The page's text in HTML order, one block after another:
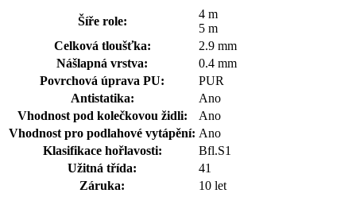
Šíře role:
4 m
5 m
Celková tloušťka:
2.9 mm
Nášlapná vrstva:
0.4 mm
Povrchová úprava PU:
PUR
Antistatika:
Ano
Vhodnost pod kolečkovou židli:
Ano
Vhodnost pro podlahové vytápění: Ano
Klasifikace hořlavosti:
Bfl.S1
Užitná třída:
41
Záruka:
10 let